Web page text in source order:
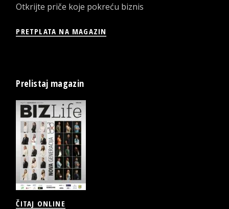
Otkrijte priče koje pokreću biznis
PRETPLATA NA MAGAZIN
Prelistaj magazin
ČITAJ ONLINE